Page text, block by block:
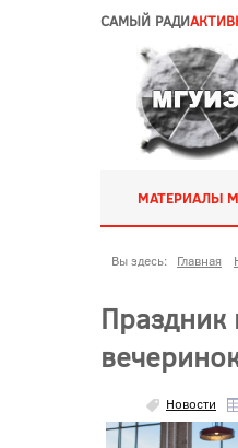
САМЫЙ РАДИ
МАТЕРИАЛЫ
Вы здесь: Главная
Новости